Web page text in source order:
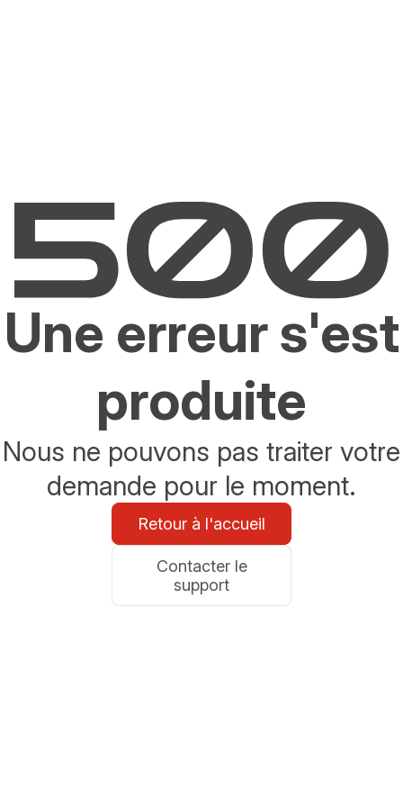
Une erreur s'est
produite
Nous ne pouvons pas traiter votre
demande pour le moment.
Retour à l'accueil
Contacter le
support